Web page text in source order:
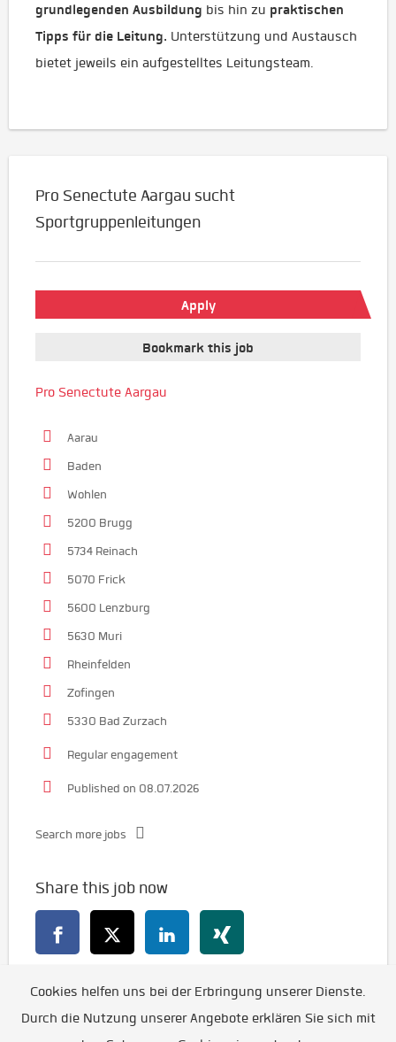
grundlegenden Ausbildung bis hin zu praktischen
Tipps für die Leitung. Unterstützung und Austausch
bietet jeweils ein aufgestelltes Leitungsteam.
Pro Senectute Aargau sucht
Sportgruppenleitungen
Apply
Bookmark this job
Pro Senectute Aargau
Aarau
Baden
Wohlen
5200 Brugg
5734 Reinach
5070 Frick
5600 Lenzburg
5630 Muri
Rheinfelden
Zofingen
5330 Bad Zurzach
Regular engagement
Published on 08.07.2026
Search more jobs
Share this job now
Go back
Cookies helfen uns bei der Erbringung unserer Dienste.
Durch die Nutzung unserer Angebote erklären Sie sich mit